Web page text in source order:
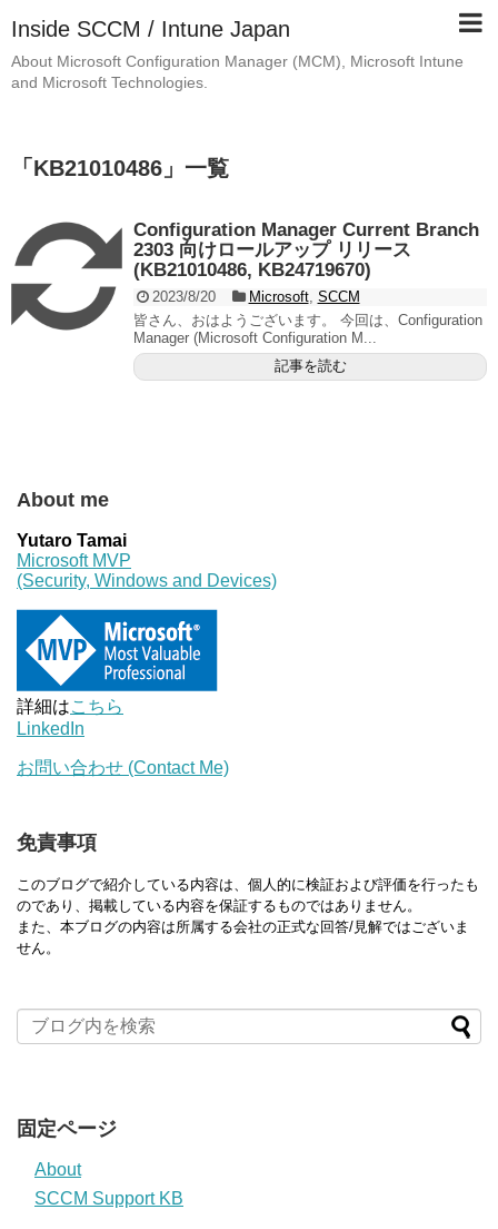
Inside SCCM / Intune Japan
About Microsoft Configuration Manager (MCM), Microsoft Intune
and Microsoft Technologies.
「 KB21010486 」 一覧
Configuration Manager Current Branch
2303 向けロールアップ リリース
(KB21010486, KB24719670)
2023/8/20 Microsoft, SCCM
皆さん、おはようございます。 今回は、Configuration
Manager (Microsoft Configuration M...
記事を読む
About me
Yutaro Tamai
Microsoft MVP
(Security, Windows and Devices)
詳細はこちら
LinkedIn
お問い合わせ (Contact Me)
免責事項
このブログで紹介している内容は、個人的に検証および評価を行ったも
のであり、掲載している内容を保証するものではありません。
また、本ブログの内容は所属する会社の正式な回答/見解ではございま
せん。
固定ページ
About
SCCM Support KB